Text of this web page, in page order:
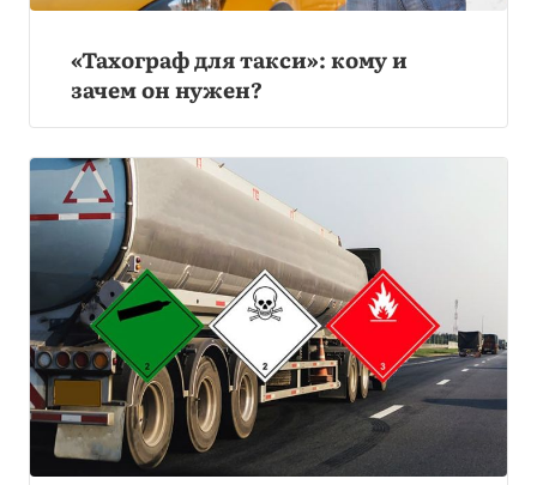
«Тахограф для такси»: кому и
зачем он нужен?